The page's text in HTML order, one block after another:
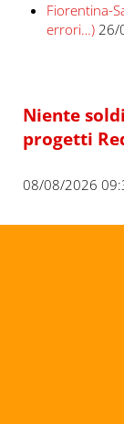
Fiorentina-
errori…) 26/
Niente
progetti
08/08/2026